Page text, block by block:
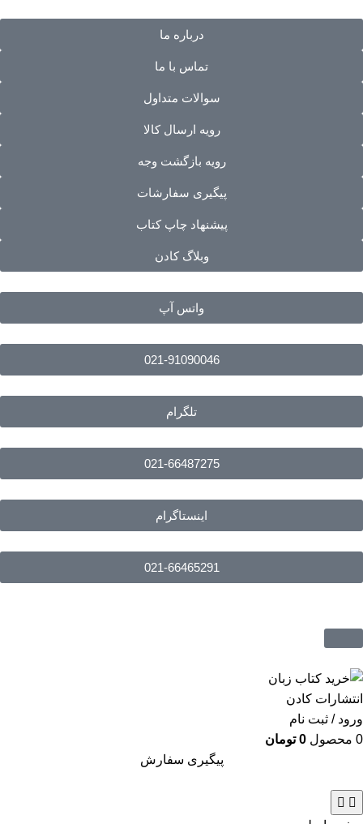
درباره ما
تماس با ما
سوالات متداول
رویه ارسال کالا
رویه بازگشت وجه
پیگیری سفارشات
پیشنهاد چاپ کتاب
وبلاگ کادن
واتس آپ
021-91090046
تلگرام
021-66487275
اینستاگرام
021-66465291
ورود / ثبت نام
0 محصول 0 تومان
پیگیری سفارش